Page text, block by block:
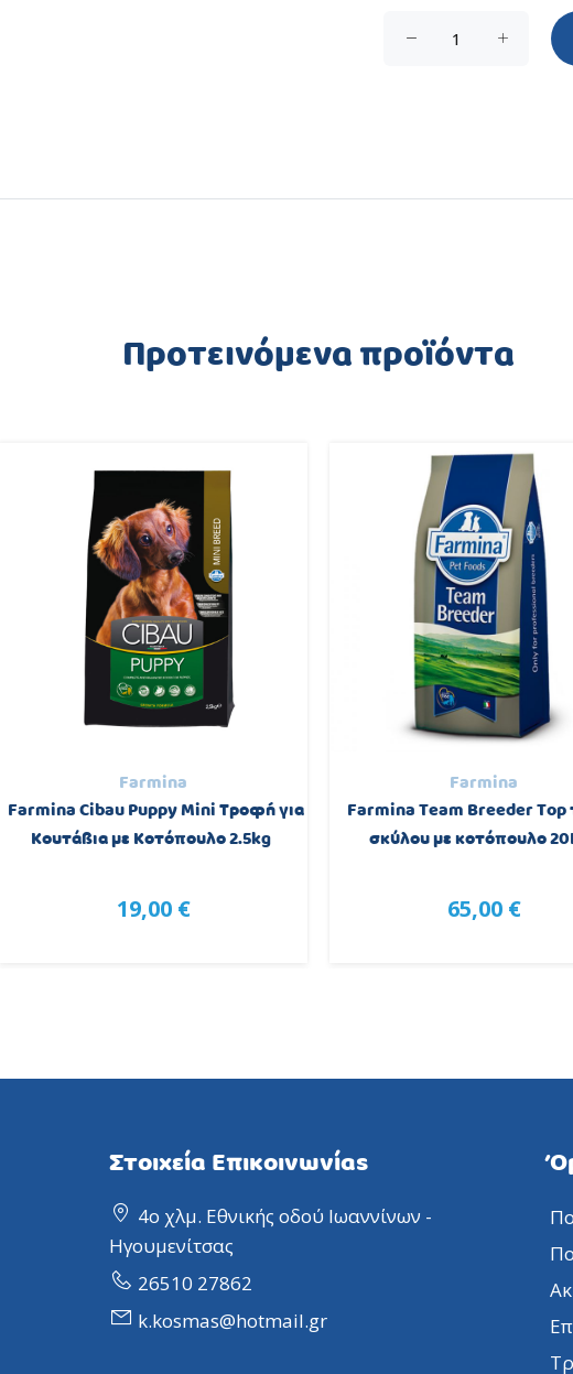
Προτεινόμενα προϊόντα
Farmina
Farmina Cibau Puppy Mini Τροφή για
Κουτάβια με Κοτόπουλο 2.5kg
19,00 €
Farmina
Farmina Team Breeder
σκύλου με κοτόπουλο
65,00 €
Στοιχεία Επικοινωνίας
4ο χλμ. Εθνικής οδού Ιωαννίνων -
Ηγουμενίτσας
26510 27862
k.kosmas@hotmail.gr